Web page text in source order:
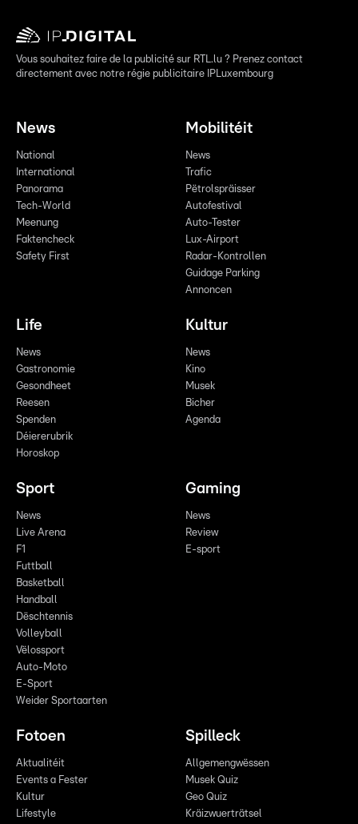
Vous souhaitez faire de la publicité sur RTL.lu ? Prenez contact
directement avec notre régie publicitaire IPLuxembourg
News
National
International
Panorama
Tech-World
Meenung
Faktencheck
Safety First
Mobilitéit
News
Trafic
Pëtrolspräisser
Autofestival
Auto-Tester
Lux-Airport
Radar-Kontrollen
Guidage Parking
Annoncen
Life
News
Gastronomie
Gesondheet
Reesen
Spenden
Déiererubrik
Horoskop
Kultur
News
Kino
Musek
Bicher
Agenda
Sport
News
Live Arena
F1
Futtball
Basketball
Handball
Dëschtennis
Volleyball
Vëlossport
Auto-Moto
E-Sport
Weider Sportaarten
Gaming
News
Review
E-sport
Fotoen
Aktualitéit
Events a Fester
Kultur
Lifestyle
Spilleck
Allgemengwëssen
Musek Quiz
Geo Quiz
Kräizwuerträtsel